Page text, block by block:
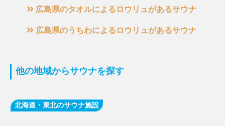
広島県のタオルによるロウリュがあるサウナ
広島県のうちわによるロウリュがあるサウナ
他の地域からサウナを探す
北海道・東北のサウナ施設